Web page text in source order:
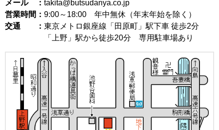
メール ： takita@butsudanya.co.jp
営業時間： 9:00～18:00 年中無休（年末年始を除く）
交通 ： 東京メトロ銀座線「田原町」駅下車 徒歩2分
「上野」駅から徒歩20分 専用駐車場あり